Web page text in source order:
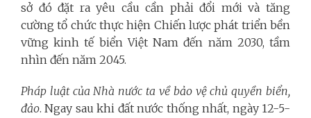
sở đó đặt ra yêu cầu cần phải đổi mới và tăng
cường tổ chức thực hiện Chiến lược phát triển bền
vững kinh tế biển Việt Nam đến năm 2030, tầm
nhìn đến năm 2045.
Pháp luật của Nhà nước ta về bảo vệ chủ quyền biển,
đảo. Ngay sau khi đất nước thống nhất, ngày 12-5-